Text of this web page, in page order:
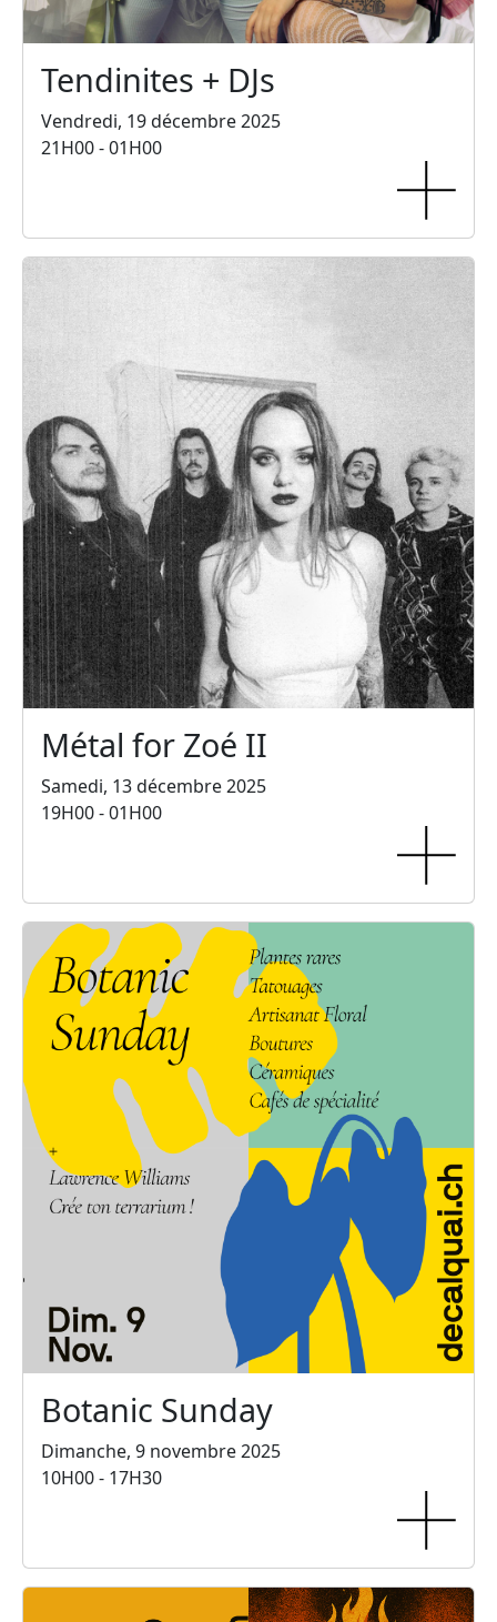
Tendinites + DJs
Vendredi, 19 décembre 2025
21H00 - 01H00
Métal for Zoé II
Samedi, 13 décembre 2025
19H00 - 01H00
Botanic Sunday
Dimanche, 9 novembre 2025
10H00 - 17H30